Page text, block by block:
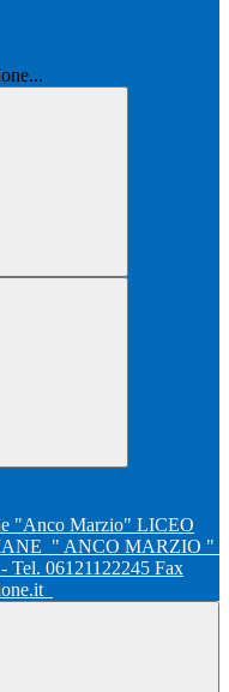
LICEO
" ANCO MARZIO "
Tel. 06121122245 Fax